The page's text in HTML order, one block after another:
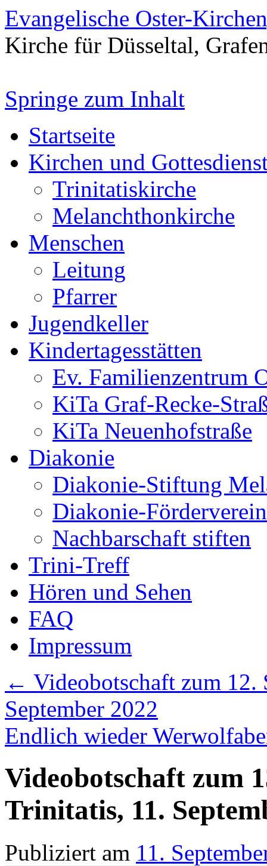
Evangelische Oster-
Kirche für Düsseltal,
Springe zum Inhalt
Startseite
Kirchen und
Trinitatiskirche
Melanchthonkirche
Menschen
Leitung
Pfarrer
Jugendkeller
Kindertagesstätten
Ev. Familienzentrum
KiTa Graf-Recke-
KiTa Neuenhofstraße
Diakonie
Diakonie-Stiftung
Diakonie-
Nachbarschaft stiften
Trini-Treff
Hören und Sehen
FAQ
Impressum
← Videobotschaft zum 12.
September 2022
Endlich wieder
Videobotschaft zum
Trinitatis, 11.
Publiziert am 11.